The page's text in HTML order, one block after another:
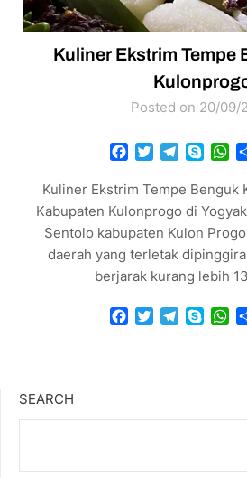
Kuliner Ekstrim Tempe
Posted on 20/09/
Facebook
TwitterTelegram
Skype
Kuliner Ekstrim Tempe Benguk
Kabupaten Kulonprogo di
Sentolo kabupaten Kulon
daerah yang terletak
berjarak kurang lebih
Facebook
TwitterTelegram
Skype
SEARCH